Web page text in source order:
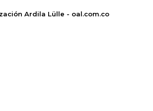
Ardila Lülle - oal.com.co